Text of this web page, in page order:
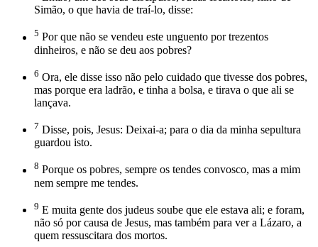
Simão, o que havia de traí-lo, disse:
5 Por que não se vendeu este unguento por trezentos
dinheiros, e não se deu aos pobres?
6 Ora, ele disse isso não pelo cuidado que tivesse dos pobres,
mas porque era ladrão, e tinha a bolsa, e tirava o que ali se
lançava.
7 Disse, pois, Jesus: Deixai-a; para o dia da minha sepultura
guardou isto.
8 Porque os pobres, sempre os tendes convosco, mas a mim
nem sempre me tendes.
9 E muita gente dos judeus soube que ele estava ali; e foram,
não só por causa de Jesus, mas também para ver a Lázaro, a
quem ressuscitara dos mortos.